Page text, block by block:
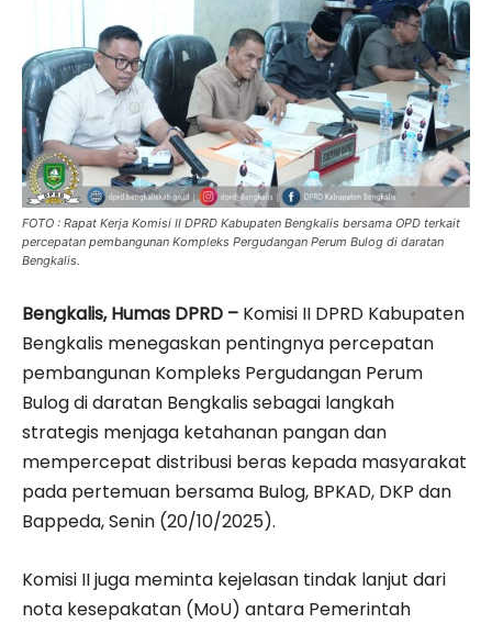
FOTO : Rapat Kerja Komisi II DPRD Kabupaten Bengkalis bersama OPD terkait
percepatan pembangunan Kompleks Pergudangan Perum Bulog di daratan
Bengkalis.
Bengkalis, Humas DPRD – Komisi II DPRD Kabupaten
Bengkalis menegaskan pentingnya percepatan
pembangunan Kompleks Pergudangan Perum
Bulog di daratan Bengkalis sebagai langkah
strategis menjaga ketahanan pangan dan
mempercepat distribusi beras kepada masyarakat
pada pertemuan bersama Bulog, BPKAD, DKP dan
Bappeda, Senin (20/10/2025).
Komisi II juga meminta kejelasan tindak lanjut dari
nota kesepakatan (MoU) antara Pemerintah